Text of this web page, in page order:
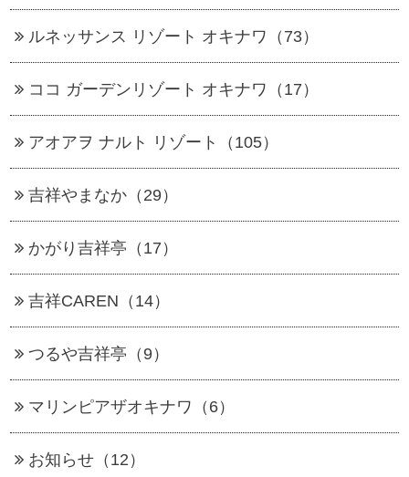
ルネッサンス リゾート オキナワ（73）
ココ ガーデンリゾート オキナワ（17）
アオアヲ ナルト リゾート（105）
吉祥やまなか（29）
かがり吉祥亭（17）
吉祥CAREN（14）
つるや吉祥亭（9）
マリンピアザオキナワ（6）
お知らせ（12）